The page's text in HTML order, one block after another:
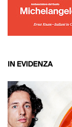
IN EVIDENZA